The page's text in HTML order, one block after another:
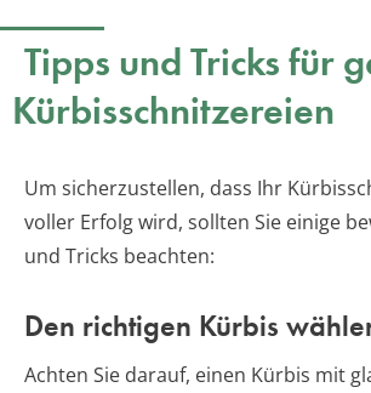
Tipps und Tricks für
Kürbisschnitzereien
Um sicherzustellen, dass Ihr
voller Erfolg wird, sollten Sie einige
und Tricks beachten:
Den richtigen Kürbis
Achten Sie darauf, einen Kürbis mit